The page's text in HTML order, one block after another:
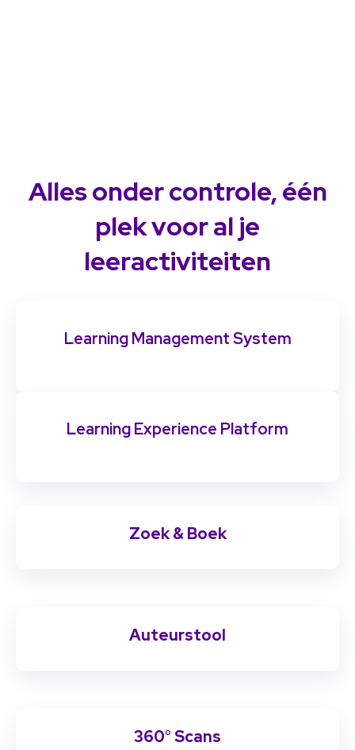
Alles onder controle, één
plek voor al je
leeractiviteiten
Learning Management System
Learning Experience Platform
Zoek & Boek
Auteurstool
360° Scans